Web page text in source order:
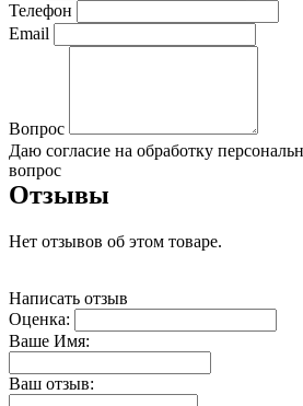
Телефон
Email
Вопрос
Даю согласие на обработку
вопрос
Отзывы
Нет отзывов об этом товаре.
Написать отзыв
Оценка:
Ваше Имя:
Ваш отзыв: